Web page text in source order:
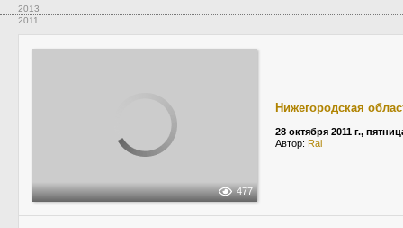
2013
2011
477
Нижегородская
28 октября 2011 г.,
Автор: Rai